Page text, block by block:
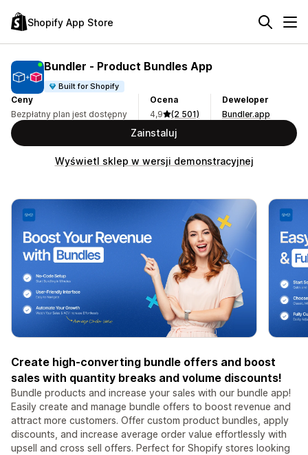
Shopify App Store
Bundler ‑ Product Bundles App
Built for Shopify
Ceny
Bezpłatny plan jest dostępny
Ocena
4,9
(2 501)
Deweloper
Bundler.app
Zainstaluj
Wyświetl sklep w wersji demonstracyjnej
Create high-converting bundle offers and boost
sales with quantity breaks and volume discounts!
Bundle products and increase your sales with our bundle app!
Easily create and manage bundle offers to boost revenue and
attract more customers. Offer custom product bundles, apply
discounts, and increase average order value effortlessly with
upsell and cross sell offers. Perfect for Shopify stores looking